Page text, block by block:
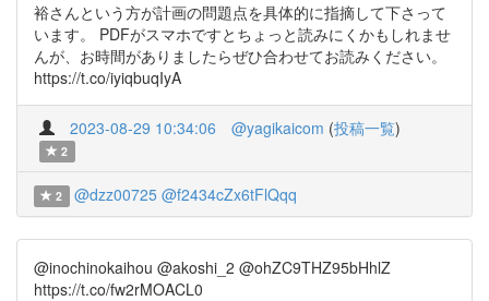
裕さんという方が計画の問題点を具体的に指摘して下さって
います。 PDFがスマホですとちょっと読みにくかもしれませ
んが、お時間がありましたらぜひ合わせてお読みください。
https://t.co/iyiqbuqIyA
2023-08-29 10:34:06 @yagikaicom (投稿一覧)
2
2 @dzz00725 @f2434cZx6tFlQqq
@inochinokaihou @akoshi_2 @ohZC9THZ95bHhlZ
https://t.co/fw2rMOACL0